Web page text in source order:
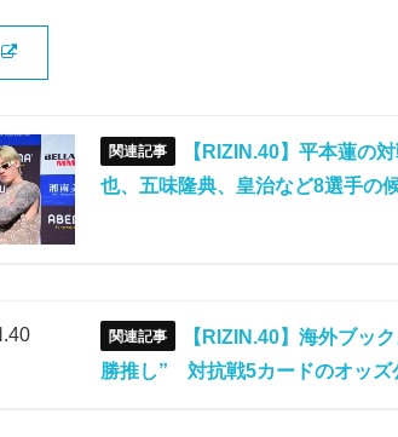
【RIZIN.40】平本蓮
也、五味隆典、皇治など8選手の
【RIZIN.40】海外ブッ
勝推し” 対抗戦5カードのオッズ